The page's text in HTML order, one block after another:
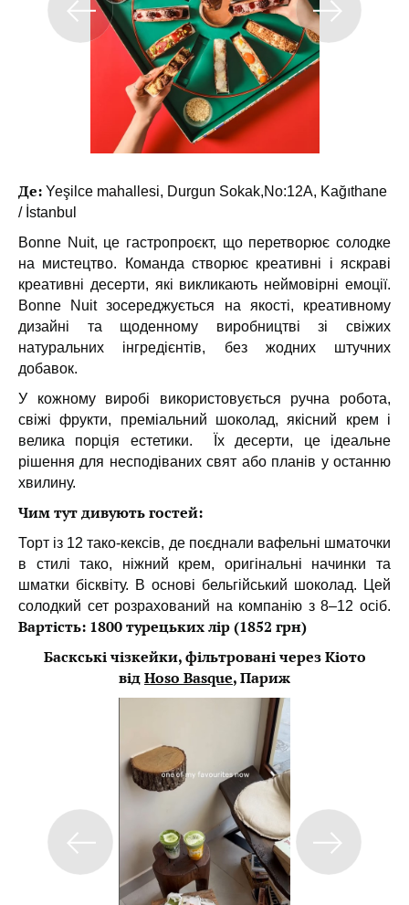
Де: Yeşilce mahallesi, Durgun Sokak,No:12A, Kağıthane
/ İstanbul
Bonne Nuit, це гастропроєкт, що перетворює солодке
на мистецтво. Команда створює креативні і яскраві
креативні десерти, які викликають неймовірні емоції.
Bonne Nuit зосереджується на якості, креативному
дизайні та щоденному виробництві зі свіжих
натуральних інгредієнтів, без жодних штучних
добавок.
У кожному виробі використовується ручна робота,
свіжі фрукти, преміальний шоколад, якісний крем і
велика порція естетики. Їх десерти, це ідеальне
рішення для несподіваних свят або планів у останню
хвилину.
Чим тут дивують гостей:
Торт із 12 тако-кексів, де поєднали вафельні шматочки
в стилі тако, ніжний крем, оригінальні начинки та
шматки бісквіту. В основі бельгійський шоколад. Цей
солодкий сет розрахований на компанію з 8–12 осіб.
Вартість: 1800 турецьких лір (1852 грн)
Баскські чізкейки, фільтровані через Кіото
відHoso Basque, Париж